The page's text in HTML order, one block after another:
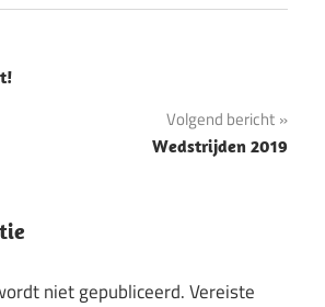
Volgend bericht
Wedstrijden 2019
niet gepubliceerd.Vereiste